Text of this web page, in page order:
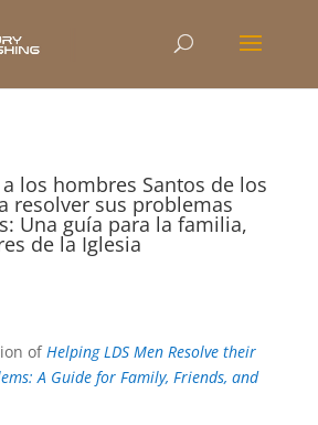
los hombres Santos de los
resolver sus problemas
Una guía para la familia,
de la Iglesia
ofHelping LDS Men Resolve their
A Guide for Family, Friends, and